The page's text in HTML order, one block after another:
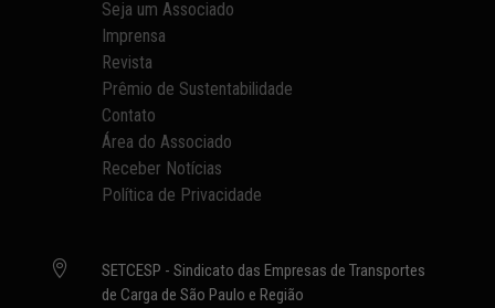
Seja um Associado
Imprensa
Revista
Prêmio de Sustentabilidade
Contato
Área do Associado
Receber Notícias
Política de Privacidade

SETCESP - Sindicato das Empresas de Transportes
de Carga de São Paulo e Região